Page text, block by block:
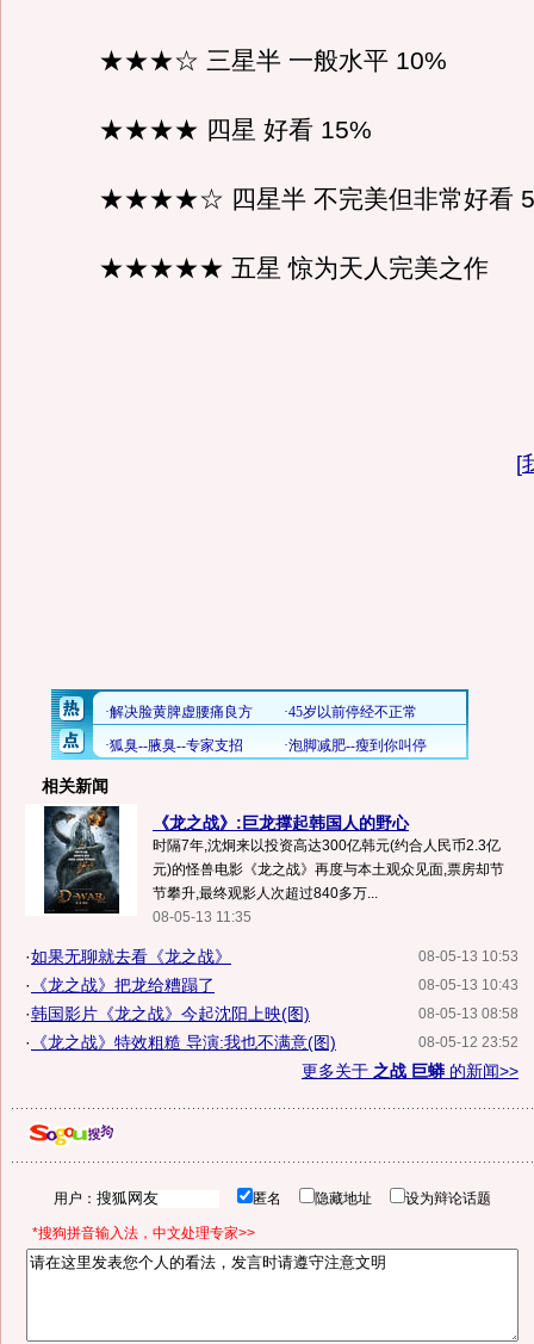
★★★☆ 三星半 一般水平 10%
★★★★ 四星 好看 15%
★★★★☆ 四星半 不完美但非常好看
★★★★★ 五星 惊为天人完美之作
[
相关新闻
《龙之战》:巨龙撑起韩国人的野心
时隔7年,沈炯来以投资高达300亿韩元(约合人民币2.3亿
元)的怪兽电影《龙之战》再度与本土观众见面,票房却节
节攀升,最终观影人次超过840多万...
08-05-13 11:35
08-05-13 10:53
·如果无聊就去看《龙之战》
08-05-13 10:43
· 《龙之战》把龙给糟蹋了
08-05-13 08:58
·韩国影片《龙之战》今起沈阳上映(图)
08-05-12 23:52
·
《龙之战》特效粗糙 导演:我也不满意(图)
更多关于 之战 巨蟒 的新闻>>
用户： 匿名 隐藏地址 设为辩论话题
*搜狗拼音输入法，中文处理专家>>